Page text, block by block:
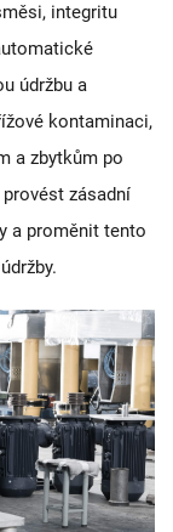
integritu
údržbu a
kontaminaci,
a zbytkům po
zásadní
a proměnit tento